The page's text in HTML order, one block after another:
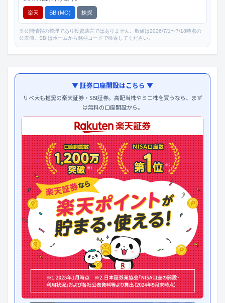
楽天 SBI(MO) 株探
※公開情報の整理であり投資助言ではありません。数値は2026/7/1〜7/18時点の
公表値。SBIはホームから銘柄コードで検索してください。
▼ 証券口座開設はこちら ▼
リベ大も推奨の楽天証券・SBI証券。高配当株やミニ株を買うなら、まず
は無料の口座開設から。